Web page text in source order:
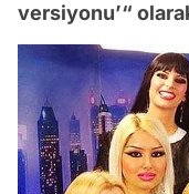
versiyonu’“